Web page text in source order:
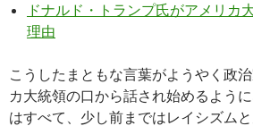
ドナルド・トランプ氏がアメリカ
理由
こうしたまともな言葉がようやく政
カ大統領の口から話され始めるよう
はすべて、少し前まではレイシズム